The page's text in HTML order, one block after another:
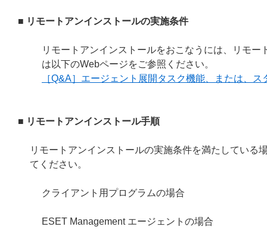
■ リモートアンインストールの実施条件
リモートアンインストールをおこなうには、リモ
は以下のWebページをご参照ください。
［Q&A］エージェント展開タスク機能、または、
■ リモートアンインストール手順
リモートアンインストールの実施条件を満たしている
てください。
クライアント用プログラムの場合
ESET Management エージェントの場合